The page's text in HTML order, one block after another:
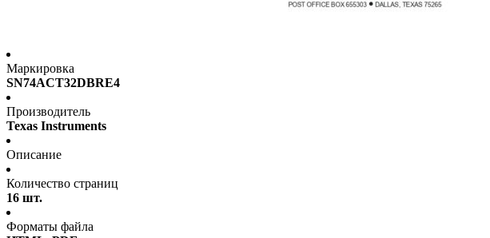
Маркировка
SN74ACT32DBRE4
Производитель
Texas Instruments
Описание
Количество страниц
16 шт.
Форматы файла